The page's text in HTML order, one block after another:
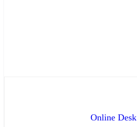
Online Desk